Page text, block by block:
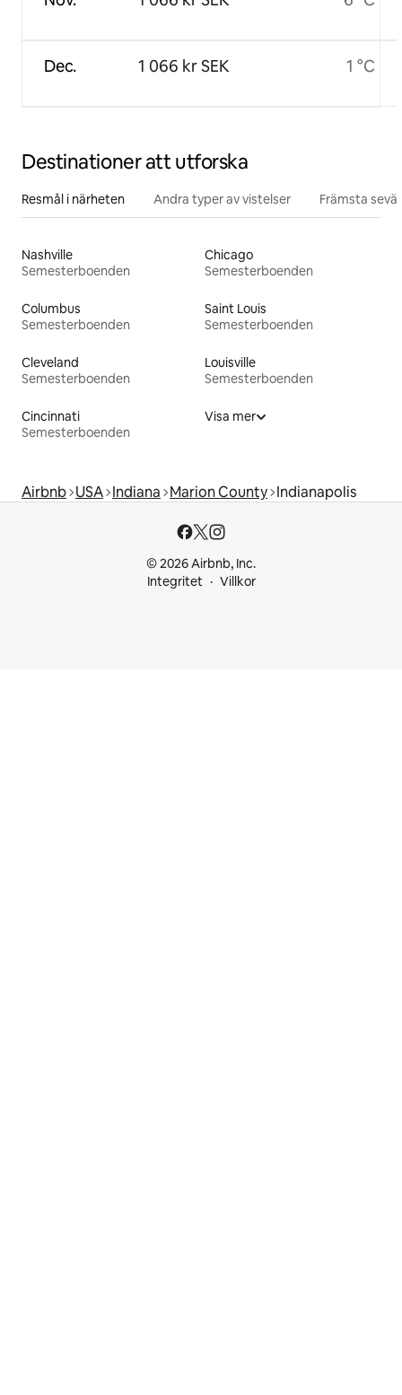
Dec. 1 066 kr SEK 1 °C
Destinationer att utforska
Resmål i närheten Andra typer av vistelser Främsta
Nashville
Semesterboenden
Chicago
Semesterboenden
Columbus
Semesterboenden
Saint Louis
Semesterboenden
Cleveland
Semesterboenden
Louisville
Semesterboenden
Cincinnati
Semesterboenden
Visa mer
Airbnb USA Indiana Marion County Indianapolis
© 2026 Airbnb, Inc.
Integritet
Villkor